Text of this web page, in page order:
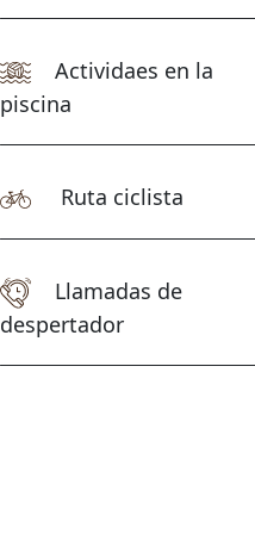
Actividaes en la
piscina
Ruta ciclista
Llamadas de
despertador